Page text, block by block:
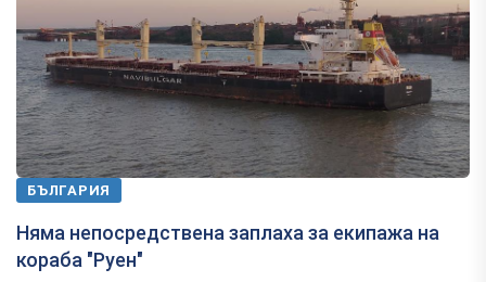
БЪЛГАРИЯ
Няма непосредствена заплаха за екипажа на
кораба "Руен"